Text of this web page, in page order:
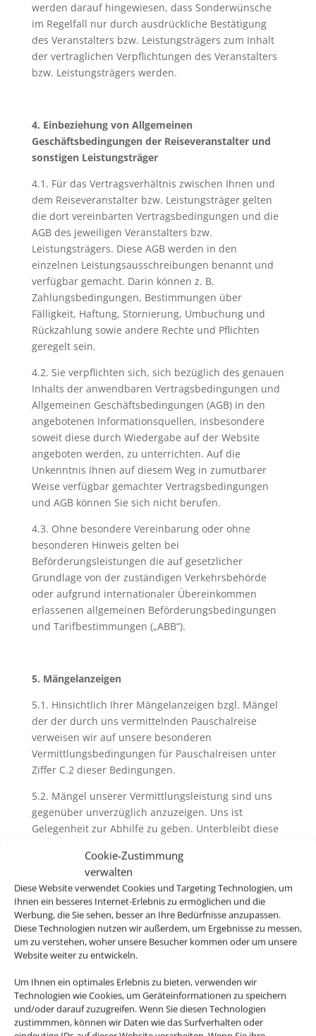
Cookie-Zustimmung
verwalten
Diese Website verwendet Cookies und Targeting Technologien, um
Ihnen ein besseres Internet-Erlebnis zu ermöglichen und die
Werbung, die Sie sehen, besser an Ihre Bedürfnisse anzupassen.
Diese Technologien nutzen wir außerdem, um Ergebnisse zu messen,
um zu verstehen, woher unsere Besucher kommen oder um unsere
Website weiter zu entwickeln.
Um Ihnen ein optimales Erlebnis zu bieten, verwenden wir
Technologien wie Cookies, um Geräteinformationen zu speichern
und/oder darauf zuzugreifen. Wenn Sie diesen Technologien
zustimmmen, können wir Daten wie das Surfverhalten oder
werden darauf hingewiesen, dass Sonderwünsche
im Regelfall nur durch ausdrückliche Bestätigung
des Veranstalters bzw. Leistungsträgers zum Inhalt
der vertraglichen Verpflichtungen des Veranstalters
bzw. Leistungsträgers werden.
4. Einbeziehung von Allgemeinen
Geschäftsbedingungen der Reiseveranstalter und
sonstigen Leistungsträger
4.1. Für das Vertragsverhältnis zwischen Ihnen und
dem Reiseveranstalter bzw. Leistungsträger gelten
die dort vereinbarten Vertragsbedingungen und die
AGB des jeweiligen Veranstalters bzw.
Leistungsträgers. Diese AGB werden in den
einzelnen Leistungsausschreibungen benannt und
verfügbar gemacht. Darin können z. B.
Zahlungsbedingungen, Bestimmungen über
Fälligkeit, Haftung, Stornierung, Umbuchung und
Rückzahlung sowie andere Rechte und Pflichten
geregelt sein.
4.2. Sie verpflichten sich, sich bezüglich des genauen
Inhalts der anwendbaren Vertragsbedingungen und
Allgemeinen Geschäftsbedingungen (AGB) in den
angebotenen Informationsquellen, insbesondere
soweit diese durch Wiedergabe auf der Website
angeboten werden, zu unterrichten. Auf die
Unkenntnis Ihnen auf diesem Weg in zumutbarer
Weise verfügbar gemachter Vertragsbedingungen
und AGB können Sie sich nicht berufen.
4.3. Ohne besondere Vereinbarung oder ohne
besonderen Hinweis gelten bei
Beförderungsleistungen die auf gesetzlicher
Grundlage von der zuständigen Verkehrsbehörde
oder aufgrund internationaler Übereinkommen
erlassenen allgemeinen Beförderungsbedingungen
und Tarifbestimmungen („ABB“).
5. Mängelanzeigen
5.1. Hinsichtlich Ihrer Mängelanzeigen bzgl. Mängel
der der durch uns vermittelnden Pauschalreise
verweisen wir auf unsere besonderen
Vermittlungsbedingungen für Pauschalreisen unter
Ziffer C.2 dieser Bedingungen.
5.2. Mängel unserer Vermittlungsleistung sind uns
gegenüber unverzüglich anzuzeigen. Uns ist
Gelegenheit zur Abhilfe zu geben. Unterbleibt diese
des Kunden aus dem Vermittlungsvertrag, soweit
eine zumutbare Abhilfe durch uns möglich gewesen
wäre. Unberührt bleiben Ansprüche aus deliktischer
Haftung.
6. Pass-, Visa und gesundheitspolizeiliche
Formalitäten
6.1. Bei der Buchung von Pauschalreisen werden Sie
von uns und ggfs. vom Reiseveranstalter über